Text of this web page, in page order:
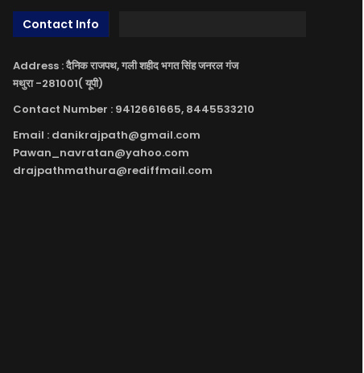
Contact Info
Address : दैनिक राजपथ, गली शहीद भगत सिंह जनरल गंज
मथुरा -281001( यूपी)
Contact Number : 9412661665, 8445533210
Email : danikrajpath@gmail.com
Pawan_navratan@yahoo.com
drajpathmathura@rediffmail.com